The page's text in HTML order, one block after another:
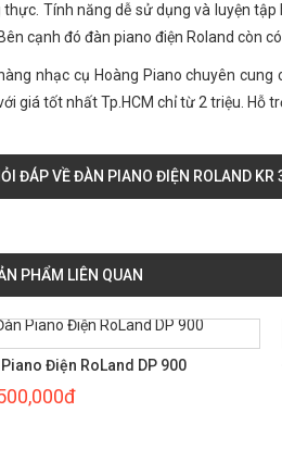
Tính năng dễ sử dụng và luyện
cạnh đó đàn piano điện Roland còn
nhạc cụ Hoàng Piano chuyên cung
giá tốt nhất Tp.HCM chỉ từ 2 triệu. Hỗ
ĐÁP VỀ ĐÀN PIANO ĐIỆN ROLAND KR
PHẨM LIÊN QUAN
Piano Điện RoLand F90